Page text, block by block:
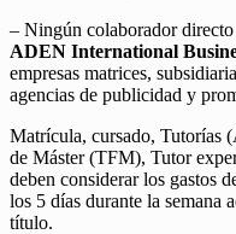
– Ningún colaborador
ADEN International
empresas matrices,
agencias de publicidad y
Matrícula, cursado, Tutorías
de Máster (TFM), Tutor
deben considerar los gastos
los 5 días durante la semana
título.